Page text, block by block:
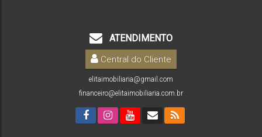
ATENDIMENTO
Central do Cliente
elitaimobiliaria@gmail.com
financeiro@elitaimobiliaria.com.br